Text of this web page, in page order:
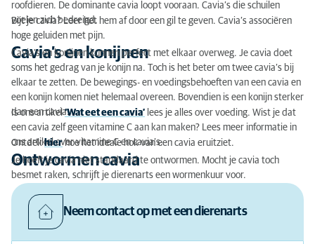
roofdieren. De dominante cavia loopt vooraan. Cavia’s die schuilen
voelen zich bedreigd.
Bijt je cavia? Leer het hem af door een gil te geven. Cavia’s associëren
hoge geluiden met pijn.
Cavia’s en konijnen
Cavia’s en konijnen kunnen perfect met elkaar overweg. Je cavia doet
soms het gedrag van je konijn na. Toch is het beter om twee cavia’s bij
elkaar te zetten. De bewegings- en voedingsbehoeften van een cavia en
een konijn komen niet helemaal overeen. Bovendien is een konijn sterker
dan een cavia.
Is ons artikel‘Wat eet een cavia’ lees je alles over voeding. Wist je dat
een cavia zelf geen vitamine C aan kan maken? Lees meer informatie in
ons artikel over vitamine C en cavia’s.
Ontdekhierhoe het ideale hok van een cavia eruitziet.
Ontwormen cavia
Je hoeft je cavia niet standaard te ontwormen. Mocht je cavia toch
besmet raken, schrijft je dierenarts een wormenkuur voor.
Neem contact op met een dierenarts